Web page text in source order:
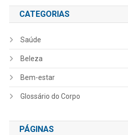
CATEGORIAS
Saúde
Beleza
Bem-estar
Glossário do Corpo
PÁGINAS